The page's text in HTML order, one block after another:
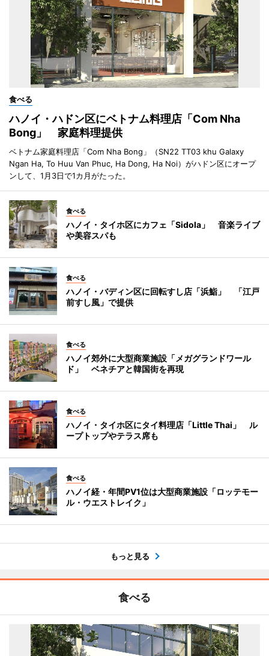
食べる
ハノイ・ハドン区にベトナム料理店「Com Nha
Bong」 家庭料理提供
ベトナム家庭料理店「Com Nha Bong」（SN22 TT03 khu Galaxy
Ngan Ha, To Huu Van Phuc, Ha Dong, Ha Noi）がハドン区にオープ
ンして、1月3日で1カ月がたった。
食べる
ハノイ・タイホ区にカフェ「Sidola」 音楽ライブ
や美容スパも
食べる
ハノイ・バディン区に回転すし店「浜鮨」 「江戸
前すし風」で提供
食べる
ハノイ郊外に大型商業施設「メガグランドワール
ド」 ベネチアと韓国街を再現
食べる
ハノイ・タイホ区にタイ料理店「Little Thai」 ル
ープトップやテラス席も
食べる
ハノイ経・年間PV1位は大型商業施設「ロッテモー
ル・ウエストレイク」
もっと見る
食べる